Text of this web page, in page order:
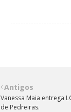
Antigos
Vanessa Maia entrega
de Pedreiras.